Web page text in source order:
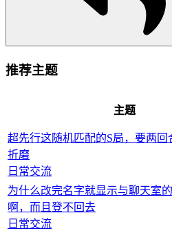
推荐主题
主题
超先行这随机匹配的S局，要两回
折磨
日常交流
为什么改完名字就显示与聊天室
啊，而且登不回去
日常交流